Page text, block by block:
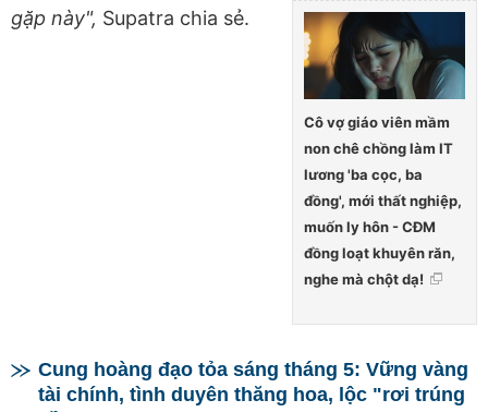
Cô vợ giáo viên mầm
non chê chồng làm IT
lương 'ba cọc, ba
đồng', mới thất nghiệp,
muốn ly hôn - CĐM
đồng loạt khuyên răn,
nghe mà chột dạ!
gặp này", Supatra chia sẻ.
Cung hoàng đạo tỏa sáng tháng 5: Vững vàng
tài chính, tình duyên thăng hoa, lộc "rơi trúng